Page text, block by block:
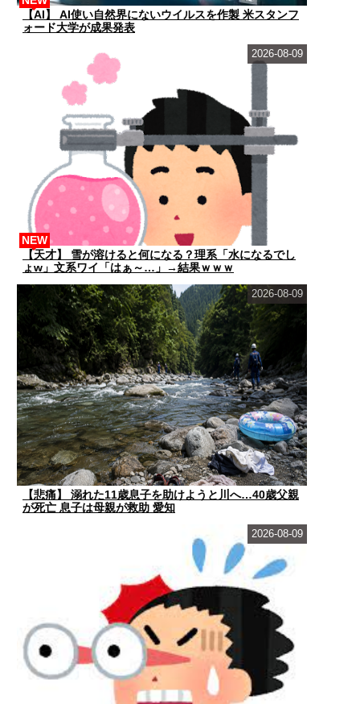
【AI】 AI使い自然界にないウイルスを作製 米スタンフ
ォード大学が成果発表
【天才】 雪が溶けると何になる？理系「水になるでし
ょw」文系ワイ「はぁ～…」→結果ｗｗｗ
NEW
2026-08-09
【悲痛】 溺れた11歳息子を助けようと川へ…40歳父親
が死亡 息子は母親が救助 愛知
2026-08-09
2026-08-09